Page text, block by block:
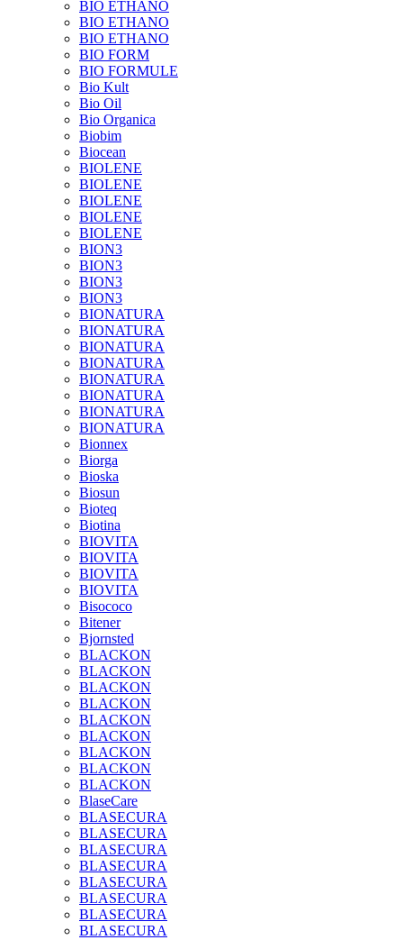
BIO ETHANO
BIO ETHANO
BIO ETHANO
BIO FORM
BIO FORMULE
Bio Kult
Bio Oil
Bio Organica
Biobim
Biocean
BIOLENE
BIOLENE
BIOLENE
BIOLENE
BIOLENE
BION3
BION3
BION3
BION3
BIONATURA
BIONATURA
BIONATURA
BIONATURA
BIONATURA
BIONATURA
BIONATURA
BIONATURA
Bionnex
Biorga
Bioska
Biosun
Bioteq
Biotina
BIOVITA
BIOVITA
BIOVITA
BIOVITA
Bisococo
Bitener
Bjornsted
BLACKON
BLACKON
BLACKON
BLACKON
BLACKON
BLACKON
BLACKON
BLACKON
BLACKON
BlaseCare
BLASECURA
BLASECURA
BLASECURA
BLASECURA
BLASECURA
BLASECURA
BLASECURA
BLASECURA